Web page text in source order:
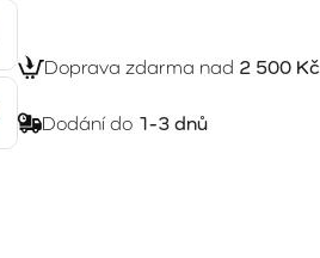
Doprava zdarma nad 2 500 Kč
Dodání do 1-3 dnů